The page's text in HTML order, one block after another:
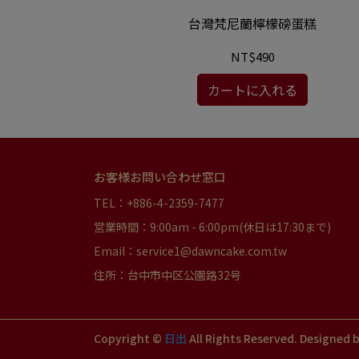
台灣梵尼蘭檸檬磅蛋糕
NT$490
カートに入れる
お客様お問い合わせ窓口
TEL：+886-4-2359-7477
営業時間：9:00am - 6:00pm(休日は17:30まで)
Email：service1@dawncake.com.tw
住所：台中市中区公園路32号
Copyright © 日出 All Rights Reserved. Designed